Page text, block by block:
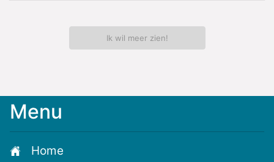
Ik wil meer zien!
Menu
Home